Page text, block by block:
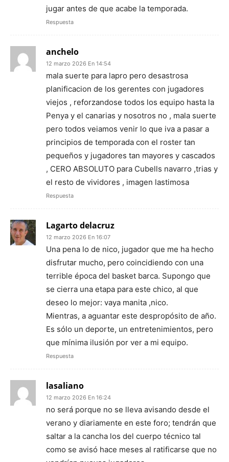
jugar antes de que acabe la temporada.
Respuesta
anchelo
12 marzo 2026 En 14:54
mala suerte para lapro pero desastrosa
planificacion de los gerentes con jugadores
viejos , reforzandose todos los equipo hasta la
Penya y el canarias y nosotros no , mala suerte
pero todos veiamos venir lo que iva a pasar a
principios de temporada con el roster tan
pequeños y jugadores tan mayores y cascados
, CERO ABSOLUTO para Cubells navarro ,trias y
el resto de vividores , imagen lastimosa
Respuesta
Lagarto delacruz
12 marzo 2026 En 16:07
Una pena lo de nico, jugador que me ha hecho
disfrutar mucho, pero coincidiendo con una
terrible época del basket barca. Supongo que
se cierra una etapa para este chico, al que
deseo lo mejor: vaya manita ,nico.
Mientras, a aguantar este despropósito de año.
Es sólo un deporte, un entretenimientos, pero
que mínima ilusión por ver a mi equipo.
Respuesta
lasaliano
12 marzo 2026 En 16:24
no será porque no se lleva avisando desde el
verano y diariamente en este foro; tendrán que
saltar a la cancha los del cuerpo técnico tal
como se avisó hace meses al ratificarse que no